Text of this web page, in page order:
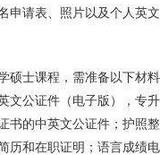
申请表、照片以及个人英文
硕士课程，需准备以下材
文公证件（电子版），专
书的中英文公证件；护照
历和在职证明；语言成绩